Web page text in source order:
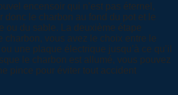
encensoir qui n’est pas éternel,
donc le charbon au fond du pot et le
ou du sable. La deuxième étape
charbon, vous avez le choix entre le
une plaque électrique jusqu’à ce qu’il
le charbon est allumé, vous pouvez
pince pour éviter tout accident